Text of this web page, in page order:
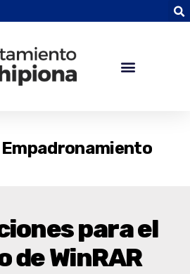
Empadronamiento
para el
de WinRAR